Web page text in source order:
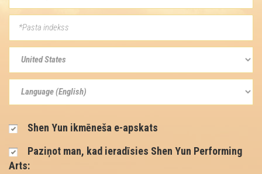
Shen Yun ikmēneša e-apskats
Paziņot man, kad ieradīsies Shen Yun Performing
Arts: